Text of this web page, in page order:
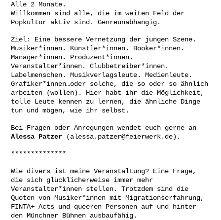
Alle 2 Monate.
Willkommen sind alle, die im weiten Feld der
Popkultur aktiv sind. Genreunabhängig.
Ziel: Eine bessere Vernetzung der jungen Szene.
Musiker*innen. Künstler*innen. Booker*innen.
Manager*innen. Produzent*innen.
Veranstalter*innen. Clubbetreiber*innen.
Labelmenschen. Musikverlagsleute. Medienleute.
Grafiker*innen…oder solche, die so oder so ähnlich
arbeiten (wollen). Hier habt ihr die Möglichkeit,
tolle Leute kennen zu lernen, die ähnliche Dinge
tun und mögen, wie ihr selbst.
Bei Fragen oder Anregungen wendet euch gerne an
Alessa Patzer (alessa.patzer@feierwerk.de).
**************
Wie divers ist meine Veranstaltung? Eine Frage,
die sich glücklicherweise immer mehr
Veranstalter*innen stellen. Trotzdem sind die
Quoten von Musiker*innen mit Migrationserfahrung,
FINTA+ Acts und queeren Personen auf und hinter
den Münchner Bühnen ausbaufähig.